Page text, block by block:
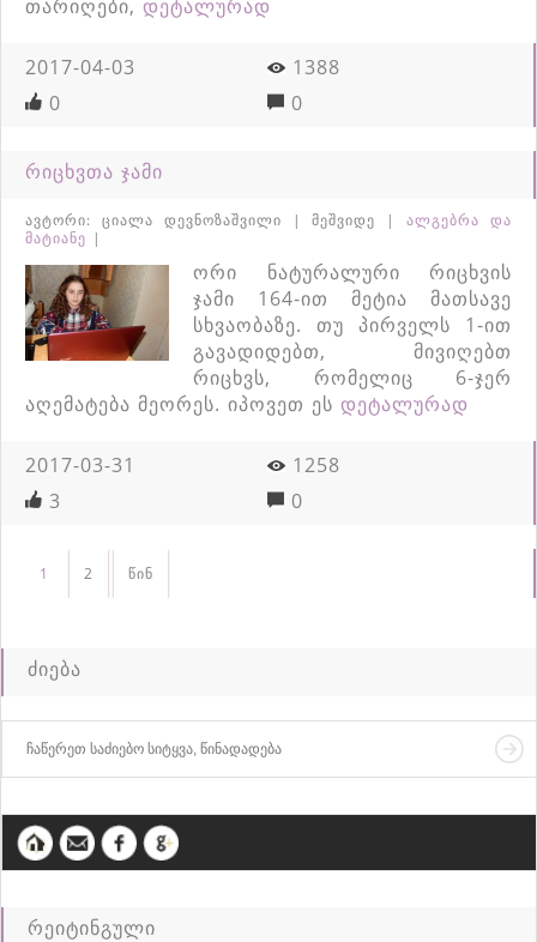
თარიღები, დეტალურად
2017-04-03
1388
0
0
რიცხვთა ჯამი
ავტორი: ციალა დევნოზაშვილი | მეშვიდე |ალგებრა და
მატიანე |
ორი ნატურალური რიცხვის
ჯამი 164-ით მეტია მათსავე
სხვაობაზე. თუ პირველს 1-ით
გავადიდებთ, მივიღებთ
რიცხვს, რომელიც 6-ჯერ
აღემატება მეორეს. იპოვეთ ეს დეტალურად
2017-03-31
1258
3
0
1 2 წინ
ძიება
რეიტინგული